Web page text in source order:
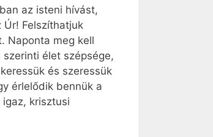
az isteni hívást,
Felszíthatjuk
Naponta meg kell
élet szépsége,
és szeressük
érlelődik bennük a
krisztusi